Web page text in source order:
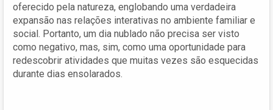
oferecido pela natureza, englobando uma verdadeira
expansão nas relações interativas no ambiente familiar e
social. Portanto, um dia nublado não precisa ser visto
como negativo, mas, sim, como uma oportunidade para
redescobrir atividades que muitas vezes são esquecidas
durante dias ensolarados.